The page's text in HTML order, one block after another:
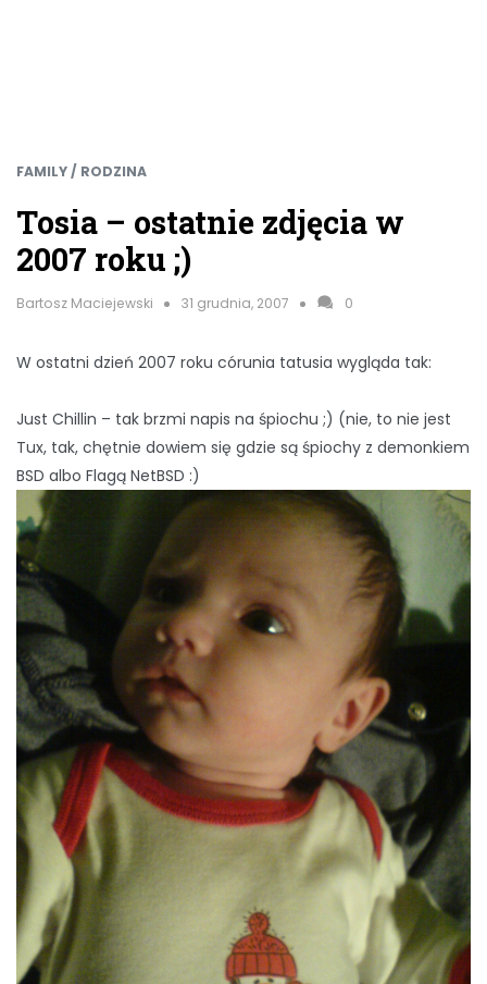
FAMILY / RODZINA
Tosia – ostatnie zdjęcia w
2007 roku ;)
Bartosz Maciejewski 31 grudnia, 2007 0
W ostatni dzień 2007 roku córunia tatusia wygląda tak:
Just Chillin – tak brzmi napis na śpiochu ;) (nie, to nie jest
Tux, tak, chętnie dowiem się gdzie są śpiochy z demonkiem
BSD albo Flagą NetBSD :)